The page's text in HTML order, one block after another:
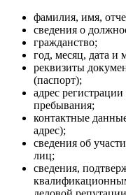
фамилия, имя,
сведения о
гражданство;
год, месяц, дата и
реквизиты
(паспорт);
адрес
пребывания;
контактные
адрес);
сведения об
лиц;
сведения,